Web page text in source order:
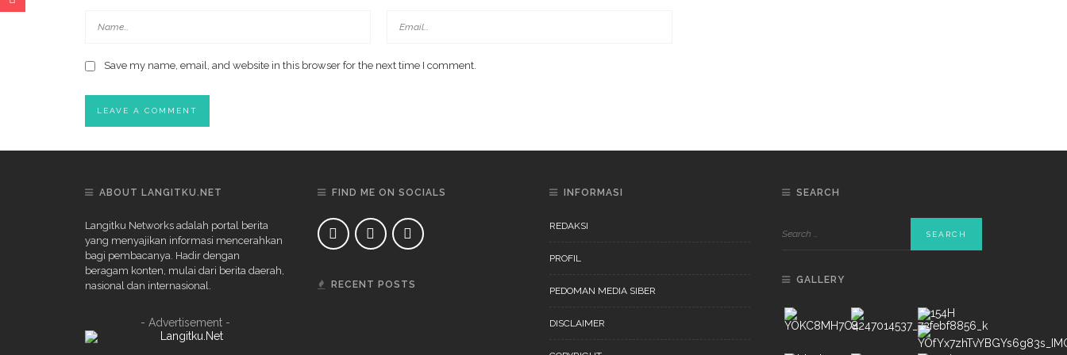
Save my name, email, and website in this browser for the next time I comment.
ABOUT LANGITKU.NET
Langitku Networks adalah portal berita
yang menyajikan informasi mencerahkan
bagi pembacanya. Hadir dengan
beragam konten, mulai dari berita daerah,
nasional dan internasional.
- Advertisement -
FIND ME ON SOCIALS
RECENT POSTS
INFORMASI
REDAKSI
PROFIL
PEDOMAN MEDIA SIBER
DISCLAIMER
SEARCH
GALLERY